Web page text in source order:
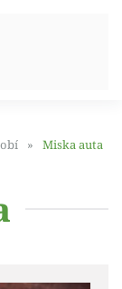
Miska auta